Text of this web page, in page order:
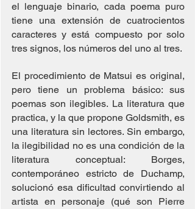
el lenguaje binario, cada poema puro
tiene una extensión de cuatrocientos
caracteres y está compuesto por solo
tres signos, los números del uno al tres.
El procedimiento de Matsui es original,
pero tiene un problema básico: sus
poemas son ilegibles. La literatura que
practica, y la que propone Goldsmith, es
una literatura sin lectores. Sin embargo,
la ilegibilidad no es una condición de la
literatura conceptual: Borges,
contemporáneo estricto de Duchamp,
solucionó esa dificultad convirtiendo al
artista en personaje (qué son Pierre